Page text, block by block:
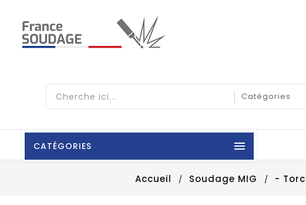
CATÉGORIES 
Accueil Soudage MIG -